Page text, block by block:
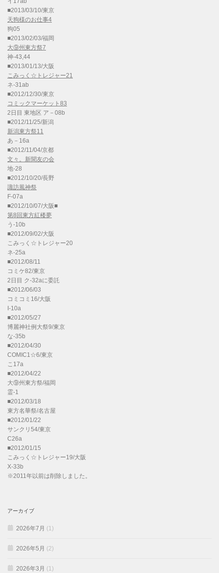
■2013/03/10/東京
天狗様のお仕事4
狗05
■2013/02/03/福岡
大⑨州東方祭7
神-43,44
■2013/01/13/大阪
こみっく☆トレジャー21
ネ-31ab
■2012/12/30/東京
コミックマーケット83
2日目 東地区 ア－08b
■2012/11/25/新潟
新潟東方祭11
あ－16a
■2012/11/04/京都
文々。新聞友の会
地-28
■2012/10/20/長野
諏訪風神祭
F-07a
■2012/10/07/大阪■
第8回東方紅楼夢
う-10b
■2012/09/02/大阪
こみっく☆トレジャー20
ネ-25a
■2012/08/11
コミケ82/東京
2日目 ク-32aに委託
■2012/06/03
コミコミ16/大阪
I-10a
■2012/05/27
博麗神社例大祭9/東京
な-35b
■2012/04/30
COMIC1☆6/東京
こ17a
■2012/04/22
大⑨州東方祭/福岡
霊-1
■2012/03/18
東方名華祭/名古屋
■2012/01/22
サンクリ54/東京
C26a
■2012/01/15
こみっく☆トレジャー19/大阪
X-33b
※2011年以前は削除しました。
アーカイブ
2026年7月 (1)
2026年5月 (2)
2026年3月 (1)